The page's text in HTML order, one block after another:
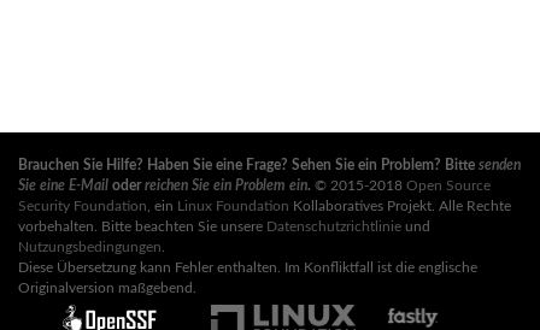
Brauchen Sie Hilfe? Haben Sie eine Frage? Sehen Sie ein Problem? Bitte senden
Sie eine E-Mail oderreichen Sie ein Problem ein. © 2015-2018 Open Source
Security Foundation , ein Linux Foundation Kollaboratives Projekt. Alle Rechte
vorbehalten. Bitte beachten Sie unsere Datenschutzrichtlinie und
Nutzungsbedingungen
Diese Übersetzung kann Fehler enthalten. Im Konfliktfall ist die englische
Originalversion maßgebend.